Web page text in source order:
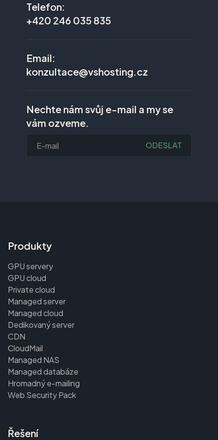
Telefon:
+420 246 035 835
Email:
konzultace@vshosting.cz
Nechte nám svůj e-mail a my se
vám ozveme.
ODESLAT
Produkty
GPU servery
GPU cloud
Private cloud
Managed server
Managed cloud
Dedikovaný server
CDN
CloudMail
Managed NAS
Managed databáze
Hromadný e-mailing
Web Security Pack
Řešení